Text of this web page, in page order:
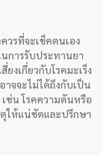
วรที่จะเช็คตนเอง
การรับประทานยา
งเกี่ยวกับโรคมะเร็ง
าจจะไม่ได้ถึงกับเป็น
ช่น โรคความดันหรือ
ตุให้แน่ชัดและปรึกษา